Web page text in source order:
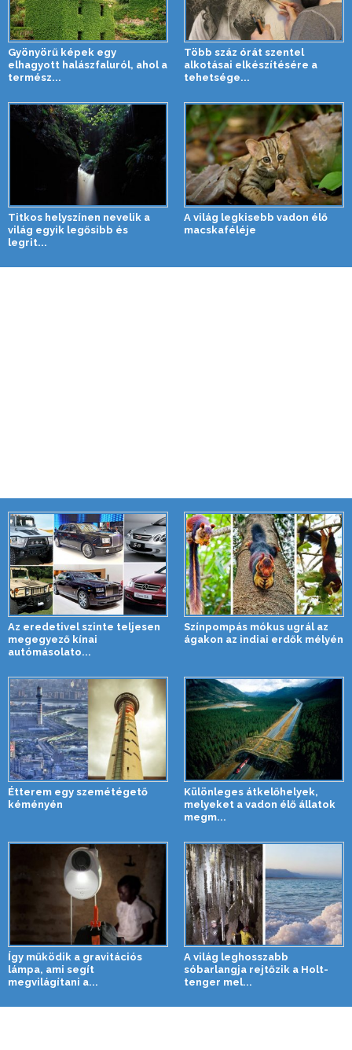
Gyönyörű képek egy
elhagyott halászfaluról, ahol a
termész...
Több száz órát szentel
alkotásai elkészítésére a
tehetsége...
Titkos helyszínen nevelik a
világ egyik legősibb és
legrit...
A világ legkisebb vadon élő
macskaféléje
Az eredetivel szinte teljesen
megegyező kínai
autómásolato...
Színpompás mókus ugrál az
ágakon az indiai erdők mélyén
Étterem egy szemétégető
kéményén
Különleges átkelőhelyek,
melyeket a vadon élő állatok
megm...
Így működik a gravitációs
lámpa, ami segít
megvilágítani a...
A világ leghosszabb
sóbarlangja rejtőzik a Holt-
tenger mel...